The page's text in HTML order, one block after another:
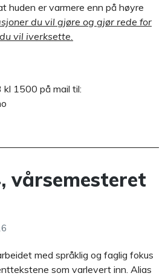
huden er varmere enn på høyre
du vil gjøre og gjør rede for
vil iverksette.
1500 på mail til:
vårsemesteret
med språklig og faglig fokus
som varlevert inn. Alias